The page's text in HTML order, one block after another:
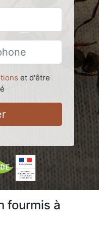
et d'être
fourmis à